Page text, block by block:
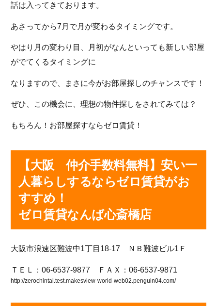
話は入ってきております。
あさってから7月で月が変わるタイミングです。
やはり月の変わり目、月初がなんといっても新しい部屋
がでてくるタイミングに
なりますので、まさに今がお部屋探しのチャンスです！
ぜひ、この機会に、理想の物件探しをされてみては？
もちろん！お部屋探すならゼロ賃貸！
【大阪 仲介手数料無料】安い一
人暮らしするならゼロ賃貸がお
すすめ！
ゼロ賃貸なんば心斎橋店
大阪市浪速区難波中1丁目18-17 ＮＢ難波ビル1Ｆ
ＴＥＬ：06-6537-9877 ＦＡＸ：06-6537-9871
http://zerochintai.test.makesview-world-web02.penguin04.com/